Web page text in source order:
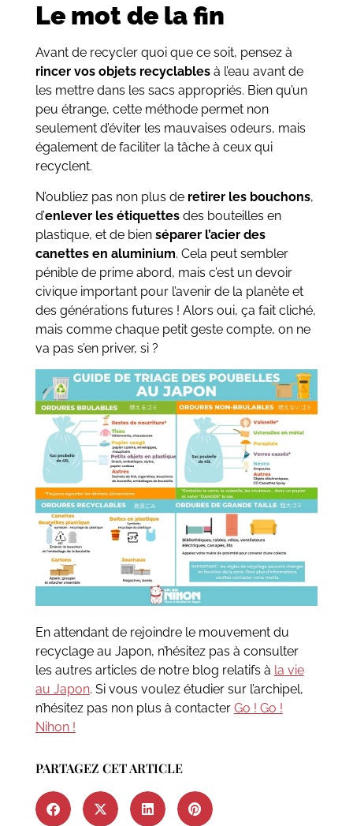
Le mot de la fin
Avant de recycler quoi que ce soit, pensez à
rincer vos objets recyclablesà l’eau avant de
les mettre dans les sacs appropriés. Bien qu’un
peu étrange, cette méthode permet non
seulement d’éviter les mauvaises odeurs, mais
également de faciliter la tâche à ceux qui
recyclent.
N’oubliez pas non plus deretirer les bouchons,
d’enlever les étiquettesdes bouteilles en
plastique, et de bien séparer l’acier des
canettes en aluminium. Cela peut sembler
pénible de prime abord, mais c’est un devoir
civique important pour l’avenir de la planète et
des générations futures ! Alors oui, ça fait cliché,
mais comme chaque petit geste compte, on ne
va pas s’en priver, si ?
En attendant de rejoindre le mouvement du
recyclage au Japon, n’hésitez pas à consulter
les autres articles de notre blog relatifs à la vie
au Japon. Si vous voulez étudier sur l’archipel,
n’hésitez pas non plus à contacter Go ! Go !
Nihon !
PARTAGEZ CET ARTICLE